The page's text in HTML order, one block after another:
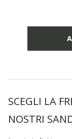
SCEGLI LA
NOSTRI